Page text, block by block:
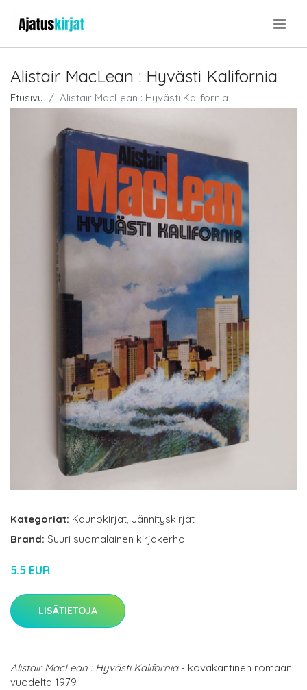
Alistair MacLean : Hyvästi Kalifornia
Etusivu Alistair MacLean : Hyvästi Kalifornia
Kategoriat: Kaunokirjat, Jännityskirjat
Brand: Suuri suomalainen kirjakerho
5.5 EUR
LISÄTIETOJA
Alistair MacLean : Hyvästi Kalifornia- kovakantinen romaani
vuodelta 1979